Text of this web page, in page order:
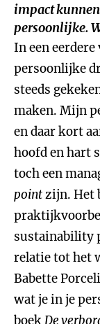
impact
persoonlijke.
In een
persoonlijke
steeds
maken. Mijn
en daar kort
hoofd en hart
toch een
pointzijn. Het
sustainability
relatie tot het
Babette
wat je in je
boekDe